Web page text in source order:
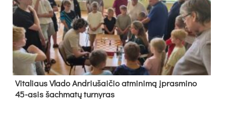
Vi­ta­liaus Vla­do And­riu­šai­čio at­mi­ni­mą įpras­mi­no
45-asis šach­ma­tų tur­ny­ras